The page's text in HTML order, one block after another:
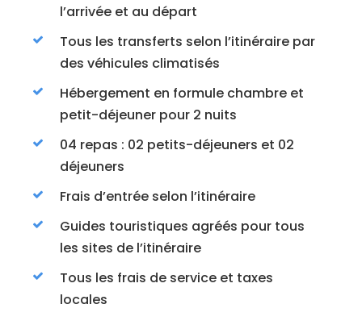
l’arrivée et au départ
Tous les transferts selon l’itinéraire par
des véhicules climatisés
Hébergement en formule chambre et
petit-déjeuner pour 2 nuits
04 repas : 02 petits-déjeuners et 02
déjeuners
Frais d’entrée selon l’itinéraire
Guides touristiques agréés pour tous
les sites de l’itinéraire
Tous les frais de service et taxes
locales